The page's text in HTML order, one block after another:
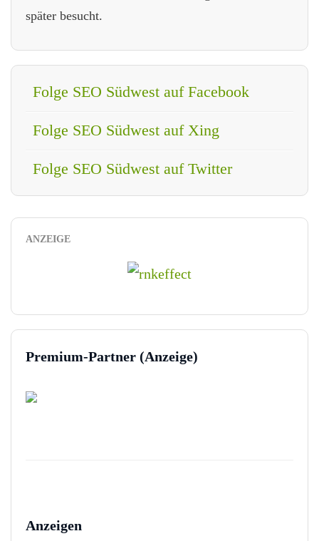
später besucht.
Folge SEO Südwest auf Facebook
Folge SEO Südwest auf Xing
Folge SEO Südwest auf Twitter
ANZEIGE
Premium-Partner (Anzeige)
Anzeigen